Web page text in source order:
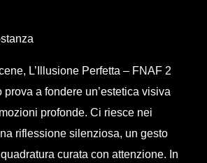
L’Illusione Perfetta – FNAF 2
a fondere un’estetica visiva
profonde. Ci riesce nei
riflessione silenziosa, un gesto
curata con attenzione. In